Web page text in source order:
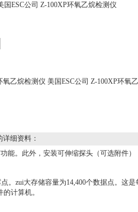
国ESC公司 Z-100XP环氧乙烷检测仪
氧乙烷检测仪 美国ESC公司 Z-100XP环氧
详细资料：
能。此外，安装可伸缩探头（可选附件
。zui大存储容量为14,400个数据点。这
计算机。